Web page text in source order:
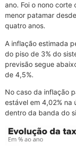
ano. Foi o nono corte
menor patamar
quatro anos.
A inflação estimada
do piso de 3% do
previsão segue
de 4,5%.
No caso da inflação
estável em 4,02% na
dentro da banda do